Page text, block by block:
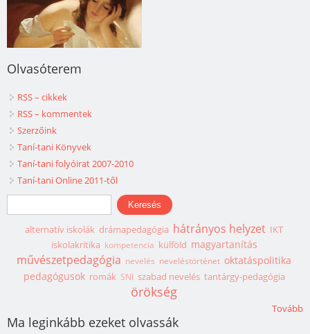
Olvasóterem
RSS – cikkek
RSS – kommentek
Szerzőink
Taní-tani Könyvek
Taní-tani folyóirat 2007-2010
Taní-tani Online 2011-től
Keresés űrlap
Keresés
alternatív iskolák drámapedagógia hátrányos helyzet IKT
iskolakritika kompetencia külföld magyartanítás
művészetpedagógia nevelés neveléstörténet oktatáspolitika
pedagógusok romák SNI szabad nevelés tantárgy-pedagógia
örökség
Tovább
Ma leginkább ezeket olvassák